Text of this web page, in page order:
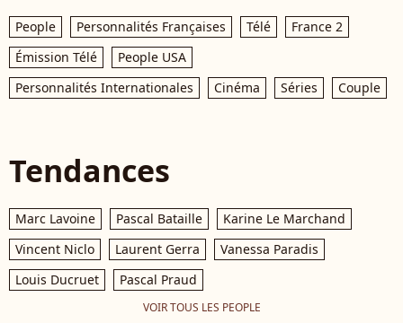
People Personnalités Françaises Télé
France 2
Émission Télé
People USA
Personnalités Internationales
Cinéma Séries Couple
Tendances
Marc Lavoine Pascal Bataille
Karine Le Marchand
Vincent Niclo
Laurent Gerra
Vanessa Paradis
Louis Ducruet
Pascal Praud
VOIR TOUS LES PEOPLE